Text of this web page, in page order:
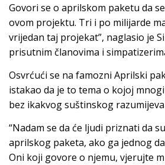
Govori se o aprilskom paketu da
ovom projektu. Tri i po milijarde
vrijedan taj projekat”, naglasio je
prisutnim članovima i
Osvrćući se na famozni Aprilski
istakao da je to tema o kojoj
bez ikakvog suštinskog
“Nadam se da će ljudi priznati da
aprilskog paketa, ako ga jednog
Oni koji govore o njemu, vjerujte